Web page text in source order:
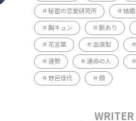
秘密の恋愛研究所 結婚
胸キュン 脈あり
花言葉 血液型
運勢 運命の人
野呂佳代 顔